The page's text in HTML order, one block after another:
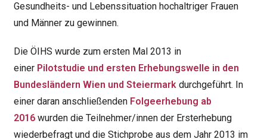
Gesundheits- und Lebenssituation hochaltriger Frauen
und Männer zu gewinnen.
Die ÖIHS wurde zum ersten Mal 2013 in
einer Pilotstudie und ersten Erhebungswelle in den
Bundesländern Wien und Steiermark durchgeführt. In
einer daran anschließenden Folgeerhebung ab
2016 wurden die Teilnehmer/innen der Ersterhebung
wiederbefragt und die Stichprobe aus dem Jahr 2013 im